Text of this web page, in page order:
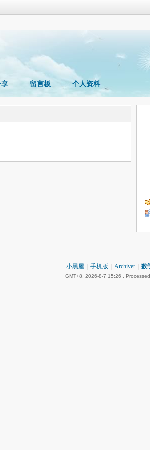
留言板 个人资料
小黑屋 手机版 Archiver 数
GMT+8, 2026-8-7 15:26 ,